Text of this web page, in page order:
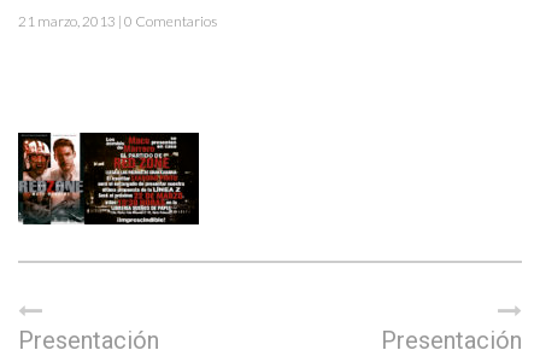
21 marzo, 2013 | 0 Comentarios
Presentación
Presentación